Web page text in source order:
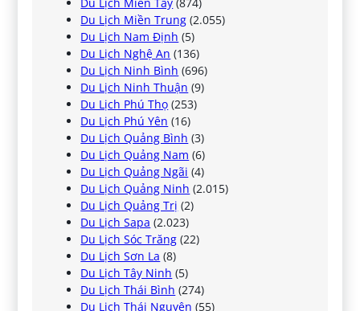
Du Lịch Miền Trung (2.055)
Du Lịch Nam Định (5)
Du Lịch Nghệ An (136)
Du Lịch Ninh Bình (696)
Du Lịch Ninh Thuận (9)
Du Lịch Phú Thọ (253)
Du Lịch Phú Yên (16)
Du Lịch Quảng Bình (3)
Du Lịch Quảng Nam (6)
Du Lịch Quảng Ngãi (4)
Du Lịch Quảng Ninh (2.015)
Du Lịch Quảng Trị (2)
Du Lịch Sapa (2.023)
Du Lịch Sóc Trăng (22)
Du Lịch Sơn La (8)
Du Lịch Tây Ninh (5)
Du Lịch Thái Bình (274)
Du Lịch Thái Nguyên (55)